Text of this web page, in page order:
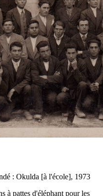
: Okulda [à l'école], 1973
à pattes d'éléphant pour les